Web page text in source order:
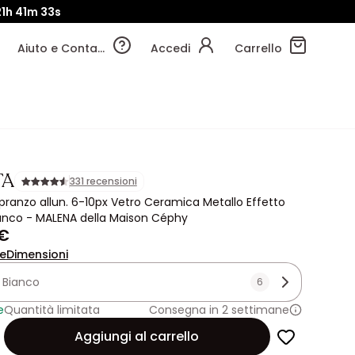
41m 31s
Aiuto e Contatti Accedi Carrello
331 recensioni
allun. 6-10px Vetro Ceramica Metallo Effetto
- MALENA della Maison Céphy
Dimensioni
Bianco 6
Quantità limitata Consegna in 2 settimane
Aggiungi al carrello